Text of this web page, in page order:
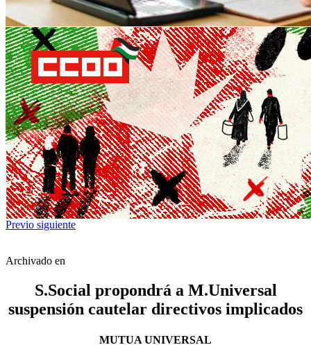
Previo siguiente
Archivado en
S.Social propondrá a M.Universal
suspensión cautelar directivos implicados
MUTUA UNIVERSAL